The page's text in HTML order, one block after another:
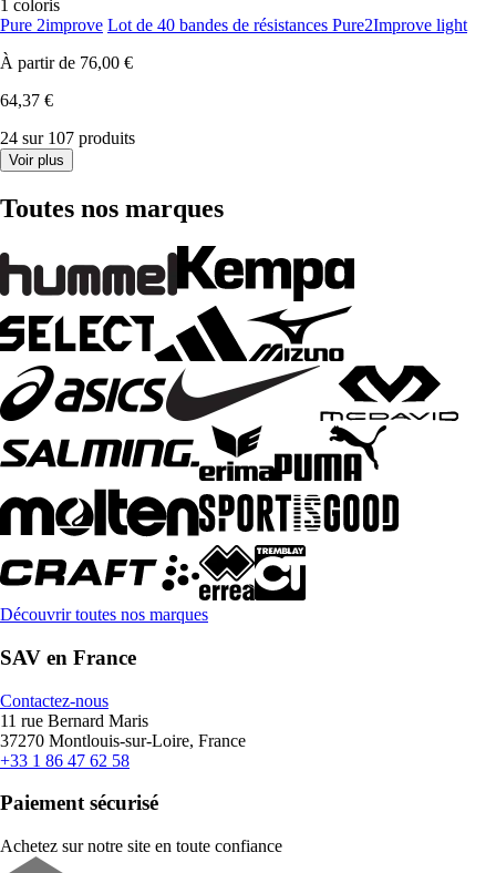
1 coloris
Pure 2improve Lot de 40 bandes de résistances Pure2Improve light
À partir de 76,00 €
64,37 €
24 sur 107 produits
Voir plus
Toutes nos marques
Découvrir toutes nos marques
SAV en France
Contactez-nous
11 rue Bernard Maris
37270 Montlouis-sur-Loire, France
+33 1 86 47 62 58
Paiement sécurisé
Achetez sur notre site en toute confiance